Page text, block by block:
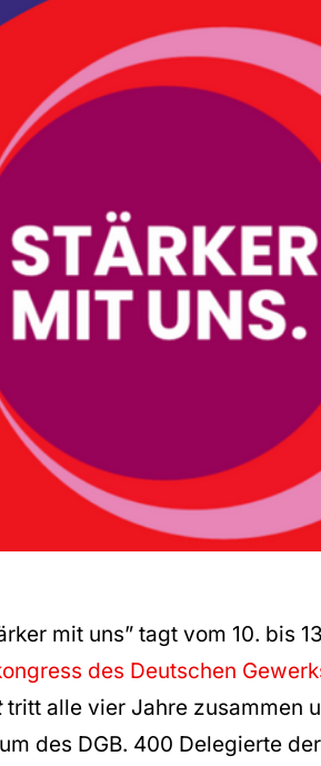
mit uns” tagt vom 10. bis
des Deutschen
tritt alle vier Jahre zusammen
des DGB. 400 Delegierte